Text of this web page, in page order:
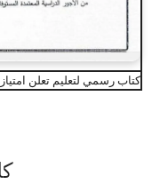
كتاب رسمي لتعليم تعلن